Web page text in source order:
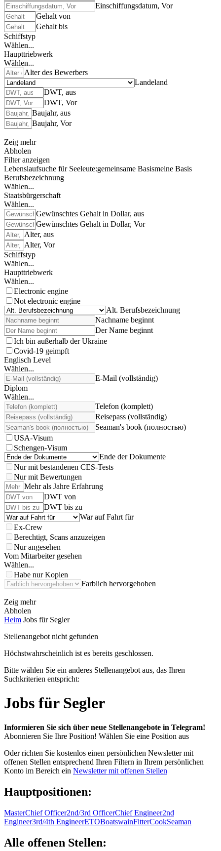
Einschiffungsdatum, Vor
Gehalt von
Gehalt bis
Schiffstyp
Wählen...
Haupttriebwerk
Wählen...
Alter des Bewerbers
Landeland
DWT, aus
DWT, Vor
Baujahr, aus
Baujahr, Vor
Zeig mehr
Abholen
Filter anzeigen
Lebenslaufsuche für Seeleute:gemeinsame Basismeine Basis
Berufsbezeichnung
Wählen...
Staatsbürgerschaft
Wählen...
Gewünschtes Gehalt in Dollar, aus
Gewünschtes Gehalt in Dollar, Vor
Alter, aus
Alter, Vor
Schiffstyp
Wählen...
Haupttriebwerk
Wählen...
Electronic engine
Not electronic engine
Alt. Berufsbezeichnung
Nachname beginnt
Der Name beginnt
Ich bin außerhalb der Ukraine
Covid-19 geimpft
Englisch Level
Wählen...
E-Mail (vollständig)
Diplom
Wählen...
Telefon (komplett)
Reisepass (vollständig)
Seaman's book (полностью)
USA-Visum
Schengen-Visum
Ende der Dokumente
Nur mit bestandenen CES-Tests
Nur mit Bewertungen
Mehr als Jahre Erfahrung
DWT von
DWT bis zu
War auf Fahrt für
Ex-Crew
Berechtigt, Scans anzuzeigen
Nur angesehen
Vom Mitarbeiter gesehen
Wählen...
Habe nur Kopien
Farblich hervorgehoben
Zeig mehr
Abholen
Heim Jobs für Segler
Stellenangebot nicht gefunden
Höchstwahrscheinlich ist es bereits geschlossen.
Bitte wählen Sie ein anderes Stellenangebot aus, das Ihren
Suchkriterien entspricht:
Jobs für Segler
Informieren Sie sich über neue Stellenangebote in Telegram!
Abonnieren Sie Ihre Position! Wählen Sie eine Position aus
Oder richten Sie kostenlos einen persönlichen Newsletter mit
offenen Stellen entsprechend Ihren Filtern in Ihrem persönlichen
Konto im Bereich ein Newsletter mit offenen Stellen
Hauptpositionen:
MasterChief Officer2nd/3rd OfficerChief Engineer2nd
Engineer3rd/4th EngineerETOBoatswainFitterCookSeaman
Alle offenen Stellen: